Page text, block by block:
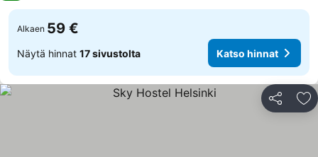
Alkaen 59 €
Näytä hinnat 17 sivustolta Katso hinnat
Jaa